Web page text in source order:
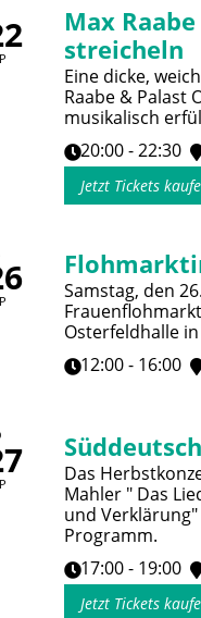
Max
streicheln
Eine dicke,
Raabe & Palast
musikalisch
20:00 - 22:30
Jetzt Tickets
Samstag, den
Osterfeldhalle
12:00 - 16:00
Das
Mahler " Das
und
Programm.
17:00 - 19:00
Jetzt Tickets